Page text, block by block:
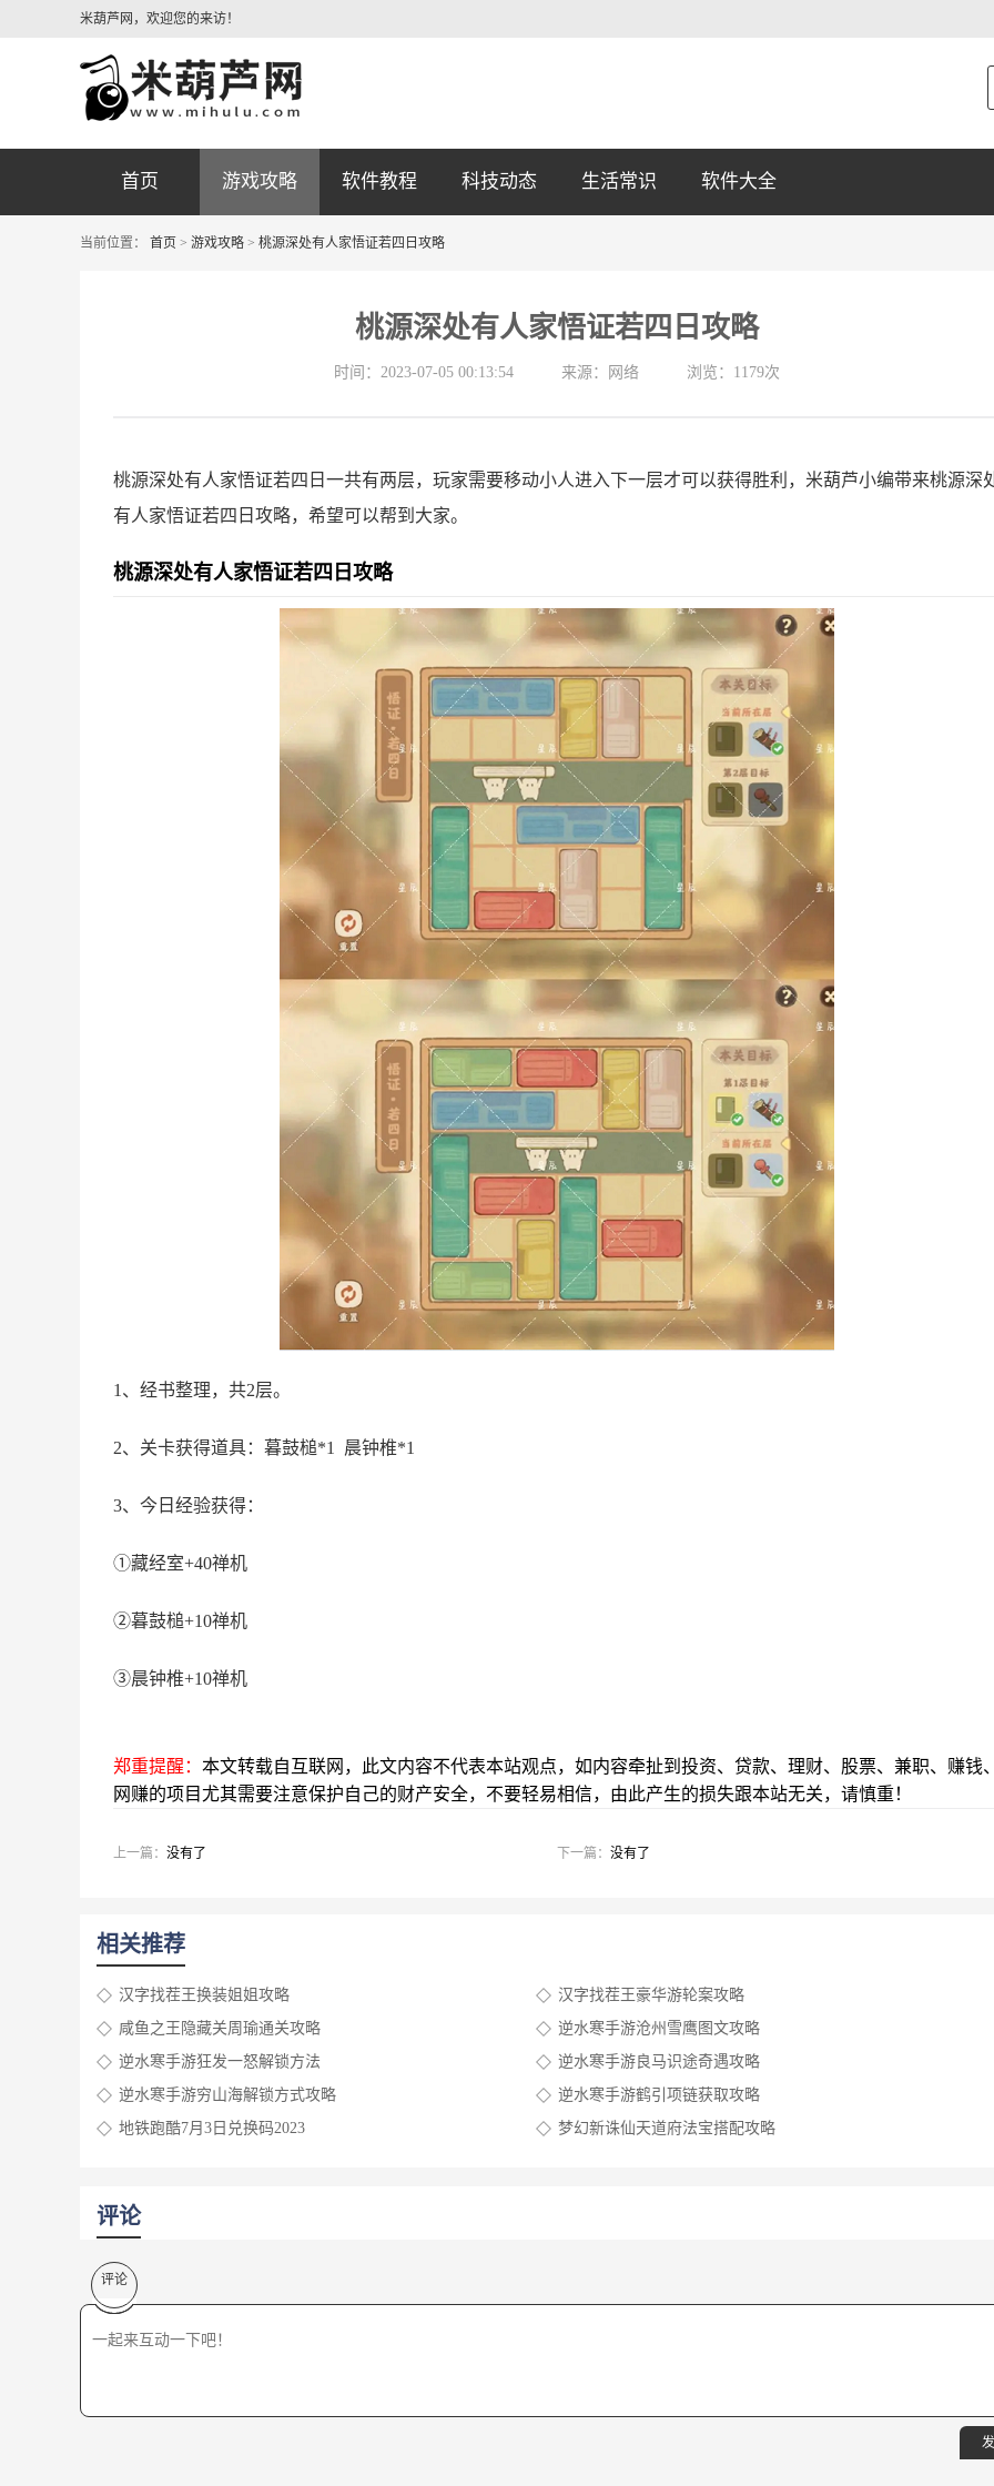
米葫芦网，欢迎您的来访！
首页 游戏攻略 软件教程 科技动态 生活常识 软件大全
当前位置： 首页 > 游戏攻略 > 桃源深处有人家悟证若四日攻略
桃源深处有人家悟证若四日攻略
时间：2023-07-05 00:13:54 来源：网络 浏览：1179次
桃源深处有人家悟证若四日一共有两层，玩家需要移动小人进入下一层才可以获得胜利，米葫芦小编带来桃源深
有人家悟证若四日攻略，希望可以帮到大家。
桃源深处有人家悟证若四日攻略
1、经书整理，共2层。
2、关卡获得道具：暮鼓槌*1 晨钟椎*1
3、今日经验获得：
①藏经室+40禅机
②暮鼓槌+10禅机
③晨钟椎+10禅机
郑重提醒： 本文转载自互联网，此文内容不代表本站观点，如内容牵扯到投资、贷款、理财、股票、兼职、赚钱
网赚的项目尤其需要注意保护自己的财产安全，不要轻易相信，由此产生的损失跟本站无关，请慎重！
上一篇： 没有了 下一篇： 没有了
相关推荐
汉字找茬王换装姐姐攻略
汉字找茬王豪华游轮案攻略
咸鱼之王隐藏关周瑜通关攻略
逆水寒手游沧州雪鹰图文攻略
逆水寒手游狂发一怒解锁方法
逆水寒手游良马识途奇遇攻略
逆水寒手游穷山海解锁方式攻略
逆水寒手游鹤引项链获取攻略
地铁跑酷7月3日兑换码2023
梦幻新诛仙天道府法宝搭配攻略
评论
评论